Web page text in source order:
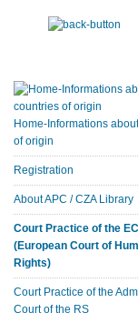
Home-Informations
of origin
Registration
About APC / CZA Library
Court Practice of the
(European Court of
Rights)
Court Practice of the
Court of the RS